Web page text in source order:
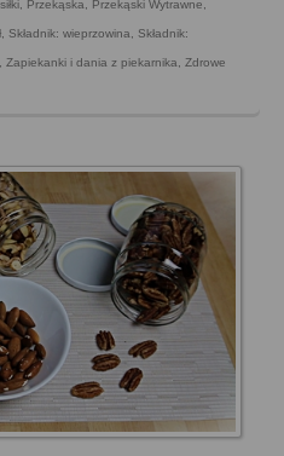
Przekąska Przekąski Wytrawne
Składnik: wieprzowina Składnik:
Zapiekanki i dania z piekarnika Zdrowe